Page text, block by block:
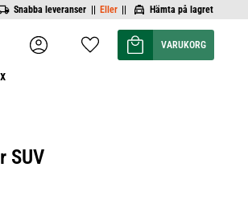
Snabba leveranser || Eller || Hämta på lagret
Favoriter
Kundvagn
SUV